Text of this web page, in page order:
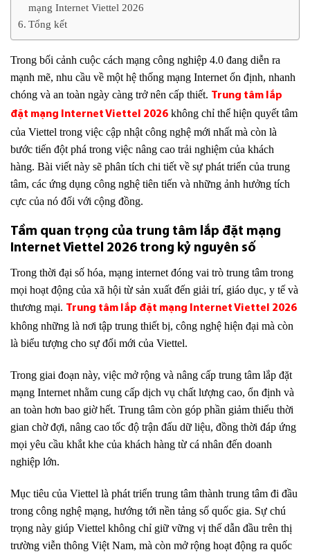
mạng Internet Viettel 2026
Tổng kết
Trong bối cảnh cuộc cách mạng công nghiệp 4.0 đang diễn ra
mạnh mẽ, nhu cầu về một hệ thống mạng Internet ổn định, nhanh
chóng và an toàn ngày càng trở nên cấp thiết. Trung tâm lắp
đặt mạng Internet Viettel 2026 không chỉ thể hiện quyết tâm
của Viettel trong việc cập nhật công nghệ mới nhất mà còn là
bước tiến đột phá trong việc nâng cao trải nghiệm của khách
hàng. Bài viết này sẽ phân tích chi tiết về sự phát triển của trung
tâm, các ứng dụng công nghệ tiên tiến và những ảnh hưởng tích
cực của nó đối với cộng đồng.
Tầm quan trọng của trung tâm lắp đặt mạng
Internet Viettel 2026 trong kỷ nguyên số
Trong thời đại số hóa, mạng internet đóng vai trò trung tâm trong
mọi hoạt động của xã hội từ sản xuất đến giải trí, giáo dục, y tế và
thương mại. Trung tâm lắp đặt mạng Internet Viettel 2026
không những là nơi tập trung thiết bị, công nghệ hiện đại mà còn
là biểu tượng cho sự đổi mới của Viettel.
Trong giai đoạn này, việc mở rộng và nâng cấp trung tâm lắp đặt
mạng Internet nhằm cung cấp dịch vụ chất lượng cao, ổn định và
an toàn hơn bao giờ hết. Trung tâm còn góp phần giảm thiểu thời
gian chờ đợi, nâng cao tốc độ trận đấu dữ liệu, đồng thời đáp ứng
mọi yêu cầu khắt khe của khách hàng từ cá nhân đến doanh
nghiệp lớn.
Mục tiêu của Viettel là phát triển trung tâm thành trung tâm đi đầu
trong công nghệ mạng, hướng tới nền tảng số quốc gia. Sự chú
trọng này giúp Viettel không chỉ giữ vững vị thế dẫn đầu trên thị
trường viễn thông Việt Nam, mà còn mở rộng hoạt động ra quốc